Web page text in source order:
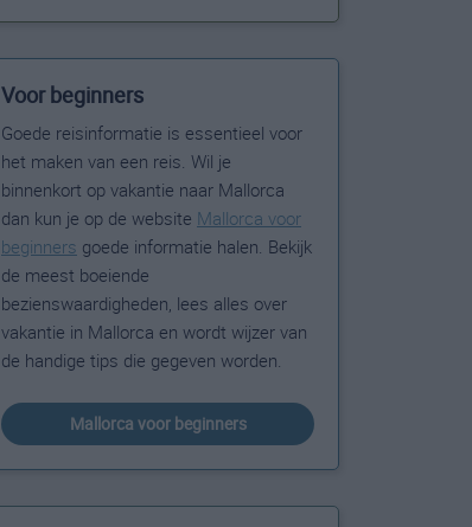
Voor beginners
Goede reisinformatie is essentieel voor
het maken van een reis. Wil je
binnenkort op vakantie naar Mallorca
dan kun je op de website Mallorca voor
beginners goede informatie halen. Bekijk
de meest boeiende
bezienswaardigheden, lees alles over
vakantie in Mallorca en wordt wijzer van
de handige tips die gegeven worden.
Mallorca voor beginners